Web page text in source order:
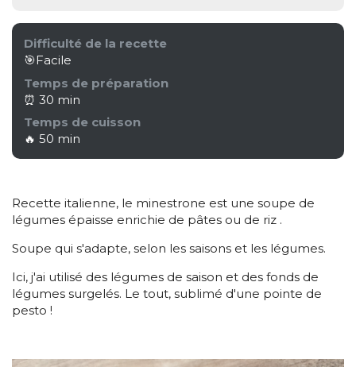
Difficulté de la recette
🎯Facile
Temps de préparation
⏰ 30 min
Temps de cuisson
🔥 50 min
Recette italienne, le minestrone est une soupe de
légumes épaisse enrichie de pâtes ou de riz .
Soupe qui s'adapte, selon les saisons et les légumes.
Ici, j'ai utilisé des légumes de saison et des fonds de
légumes surgelés. Le tout, sublimé d'une pointe de
pesto !